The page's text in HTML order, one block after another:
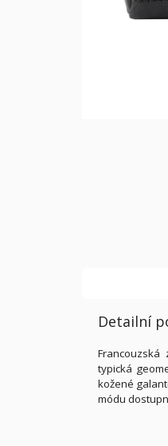
Detailní
Francouzská
typická
kožené
módu